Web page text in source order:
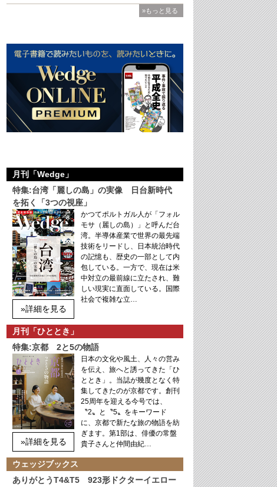
»もっと見る
月刊「Wedge」
特集:台湾「麗しの島」の実像 日台新時代
を拓く「3つの視座」
»詳細を見る
かつてポルトガル人が「フォル
モサ（麗しの島）」と呼んだ台
湾。半導体産業で世界の最先端
技術をリードし、日本統治時代
の記憶も、歴史の一部として内
包している。一方で、現在は米
中対立の最前線に立たされ、難
しい現実に直面している。国際
社会で複雑な立…
月刊「ひととき」
特集:京都 2と5の物語
»詳細を見る
日本の文化や風土、人々の営み
を伝え、旅へと誘ってきた「ひ
ととき」。当誌が幾度となく特
集してきたのが京都です。創刊
25周年を迎える今号では、
〝2〟と〝5〟をキーワード
に、京都で新たな旅の物語を紡
ぎます。第1部は、俳優の常盤
貴子さんと仲間由紀…
ウェッジブックス
ありがとうT4&T5 923形ドクターイエロー